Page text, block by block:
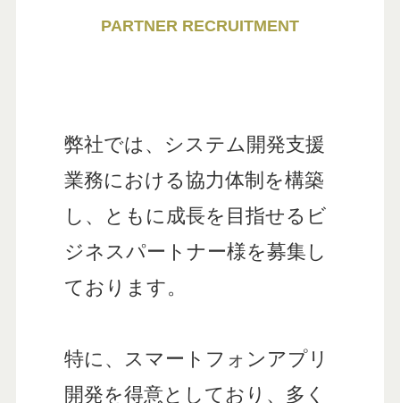
PARTNER RECRUITMENT
弊社では、システム開発支援
業務における協力体制を構築
し、ともに成長を目指せるビ
ジネスパートナー様を募集し
ております。
特に、スマートフォンアプリ
開発を得意としており、多く